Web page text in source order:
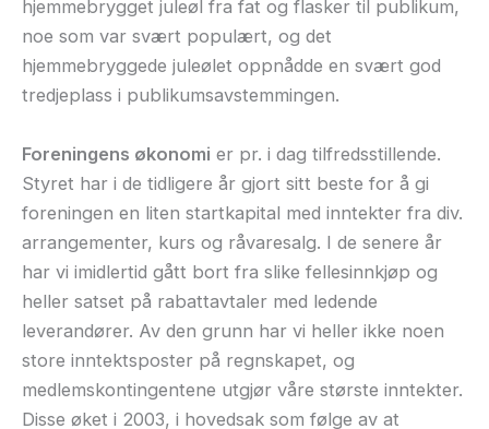
hjemmebrygget juleøl fra fat og flasker til publikum,
noe som var svært populært, og det
hjemmebryggede juleølet oppnådde en svært god
tredjeplass i publikumsavstemmingen.
Foreningens økonomi er pr. i dag tilfredsstillende.
Styret har i de tidligere år gjort sitt beste for å gi
foreningen en liten startkapital med inntekter fra div.
arrangementer, kurs og råvaresalg. I de senere år
har vi imidlertid gått bort fra slike fellesinnkjøp og
heller satset på rabattavtaler med ledende
leverandører. Av den grunn har vi heller ikke noen
store inntektsposter på regnskapet, og
medlemskontingentene utgjør våre største inntekter.
Disse øket i 2003, i hovedsak som følge av at